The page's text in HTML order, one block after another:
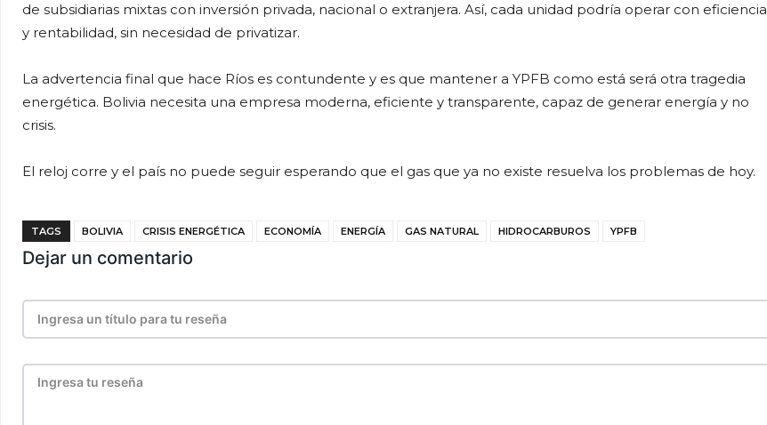
de subsidiarias mixtas con inversión privada, nacional o extranjera. Así, cada unidad podría operar con eficiencia
y rentabilidad, sin necesidad de privatizar.
La advertencia final que hace Ríos es contundente y es que mantener a YPFB como está será otra tragedia
energética. Bolivia necesita una empresa moderna, eficiente y transparente, capaz de generar energía y no
crisis.
El reloj corre y el país no puede seguir esperando que el gas que ya no existe resuelva los problemas de hoy.
TAGS BOLIVIA CRISIS ENERGÉTICA ECONOMÍA ENERGÍA GAS NATURAL HIDROCARBUROS YPFB
Dejar un comentario